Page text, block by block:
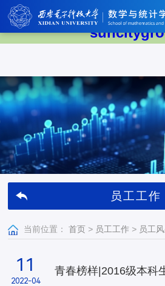
太阳集团tyc539(中
员工工作
当前位置： 首页 > 员工工作 > 员工
11
2022-04
青春榜样|2016级本科